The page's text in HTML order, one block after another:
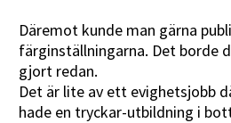
Däremot kunde man gärna
färginställningarna. Det borde
gjort redan.
Det är lite av ett evighetsjobb
hade en tryckar-utbildning i